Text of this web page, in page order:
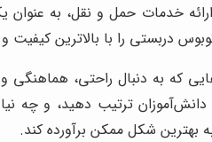
خدمات حمل و نقل، به
دربستی را با بالاترین
که به دنبال راحتی،
ترتیب دهید، و چه
بهترین شکل ممکن برآورده کند.